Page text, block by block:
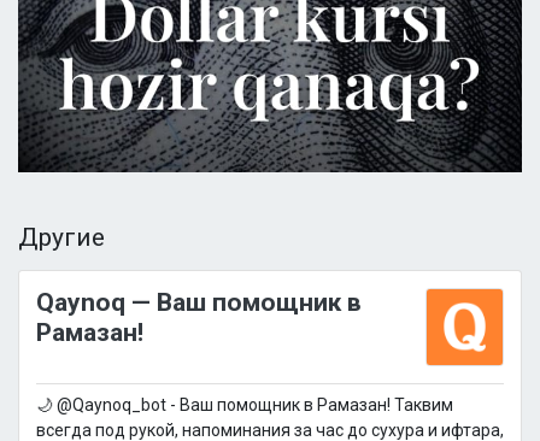
Другие
Qaynoq — Ваш помощник в
Рамазан!
🌙 @Qaynoq_bot - Ваш помощник в Рамазан! Таквим
всегда под рукой, напоминания за час до сухура и ифтара,